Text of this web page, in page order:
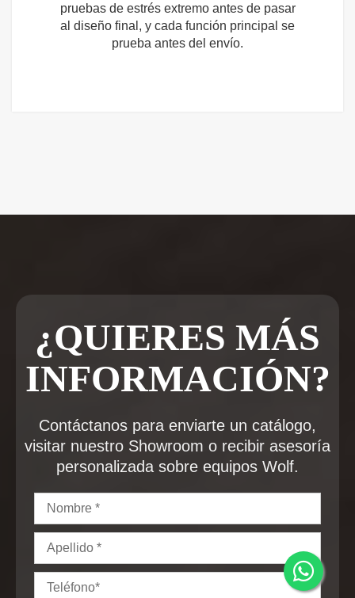
pruebas de estrés extremo antes de pasar
al diseño final, y cada función principal se
prueba antes del envío.
¿QUIERES MÁS
INFORMACIÓN?
Contáctanos para enviarte un catálogo,
visitar nuestro Showroom o recibir asesoría
personalizada sobre equipos Wolf.